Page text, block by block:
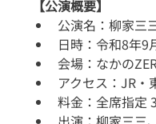
【公演概要】
公演名：柳家三
日時：令和8年9
会場：なかの
アクセス：JR
料金：全席指定